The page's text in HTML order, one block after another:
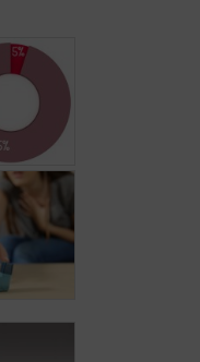
de
van